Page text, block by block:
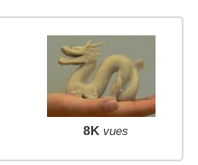
8K vues